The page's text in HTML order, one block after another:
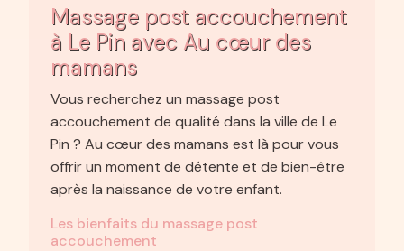
Massage post accouchement
à Le Pin avec Au cœur des
mamans
Vous recherchez un massage post
accouchement de qualité dans la ville de Le
Pin ? Au cœur des mamans est là pour vous
offrir un moment de détente et de bien-être
après la naissance de votre enfant.
Les bienfaits du massage post
accouchement